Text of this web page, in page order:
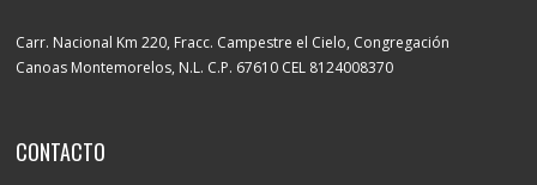
Carr. Nacional Km 220, Fracc. Campestre el Cielo, Congregación
Canoas Montemorelos, N.L. C.P. 67610 CEL 8124008370
CONTACTO